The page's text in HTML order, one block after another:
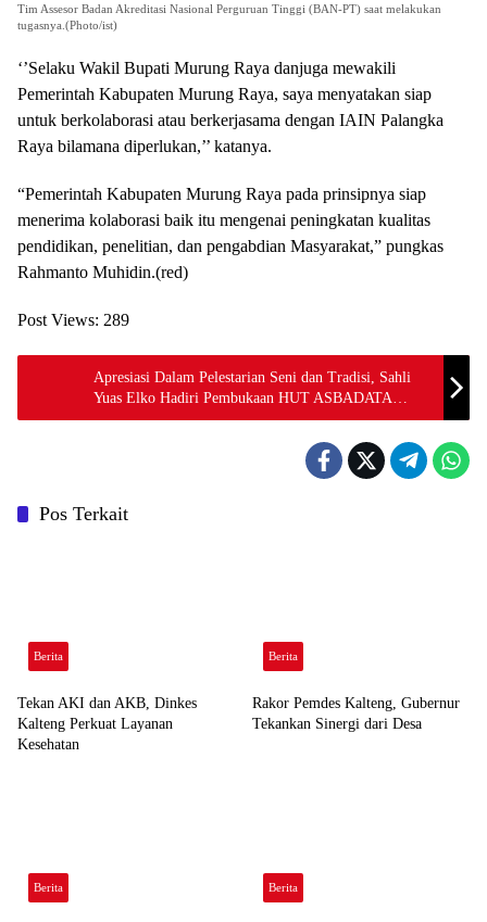
Tim Assesor Badan Akreditasi Nasional Perguruan Tinggi (BAN-PT) saat melakukan
tugasnya.(Photo/ist)
‘’Selaku Wakil Bupati Murung Raya danjuga mewakili
Pemerintah Kabupaten Murung Raya, saya menyatakan siap
untuk berkolaborasi atau berkerjasama dengan IAIN Palangka
Raya bilamana diperlukan,’’ katanya.
“Pemerintah Kabupaten Murung Raya pada prinsipnya siap
menerima kolaborasi baik itu mengenai peningkatan kualitas
pendidikan, penelitian, dan pengabdian Masyarakat,” pungkas
Rahmanto Muhidin.(red)
Post Views: 289
Apresiasi Dalam Pelestarian Seni dan Tradisi, Sahli
Yuas Elko Hadiri Pembukaan HUT ASBADATA
Kalteng Ke-8 Tahun 2025
Pos Terkait
Berita
Tekan AKI dan AKB, Dinkes
Kalteng Perkuat Layanan
Kesehatan
Berita
Rakor Pemdes Kalteng, Gubernur
Tekankan Sinergi dari Desa
Berita Berita